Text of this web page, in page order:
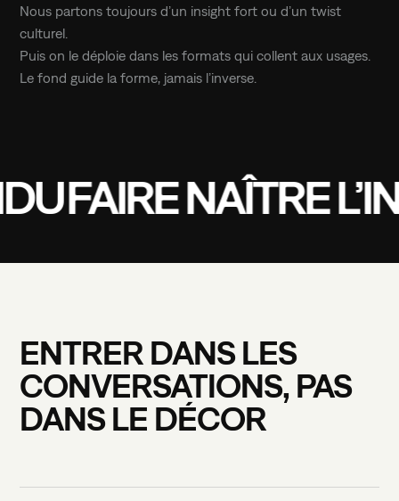
Nous partons toujours d’un insight fort ou d’un twist
culturel.
Puis on le déploie dans les formats qui collent aux usages.
Le fond guide la forme, jamais l’inverse.
NAÎTRE
ENTRER DANS LES
CONVERSATIONS, PAS
DANS LE DÉCOR